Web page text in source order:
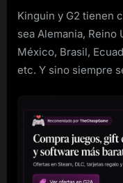
Kinguin y G2 tienen
sea Alemania, Reino
México, Brasil,
etc. Y sino siempre